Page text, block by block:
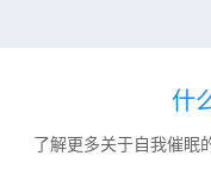
什
了解更多关于自我催眠